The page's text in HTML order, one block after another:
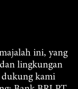
ini, yang
lingkungan
dukung kami